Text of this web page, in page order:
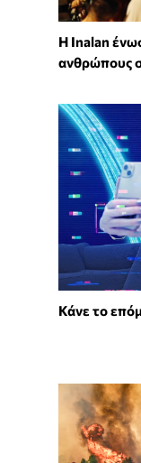
Η Inalan
ανθρώπους
Κάνε το